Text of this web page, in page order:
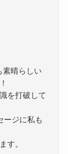
素晴らしい
を打破して
ージに私も
す。